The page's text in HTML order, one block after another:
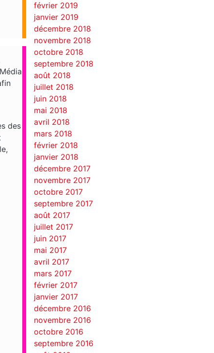
des
février 2019
janvier 2019
décembre 2018
novembre 2018
octobre 2018
septembre 2018
août 2018
juillet 2018
juin 2018
mai 2018
avril 2018
mars 2018
février 2018
janvier 2018
décembre 2017
novembre 2017
octobre 2017
septembre 2017
août 2017
juillet 2017
juin 2017
mai 2017
avril 2017
mars 2017
février 2017
janvier 2017
décembre 2016
novembre 2016
octobre 2016
septembre 2016